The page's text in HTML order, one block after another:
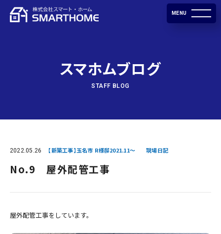
MENU
スマホムブログ
STAFF BLOG
2022.05.26 【新築工事】玉名市 R様邸2021.11～ 現場日記
No.9 屋外配管工事
屋外配管工事をしています。